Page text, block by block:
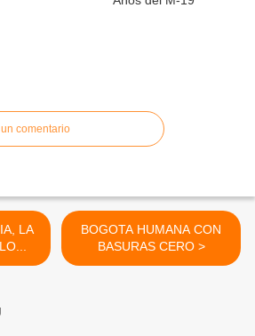
comentario
BOGOTA HUMANA CON
BASURAS CERO >